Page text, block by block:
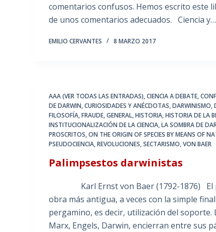
comentarios confusos. Hemos escrito este
de unos comentarios adecuados. Ciencia y…
EMILIO CERVANTES 8 MARZO 2017
AAA (VER TODAS LAS ENTRADAS),CIENCIA A DEBATE,
DE DARWIN,CURIOSIDADES Y ANÉCDOTAS,DARWINISMO,
FILOSOFÍA,FRAUDE,GENERAL,HISTORIA,HISTORIA DE LA
INSTITUCIONALIZACIÓN DE LA CIENCIA,LA SOMBRA DE
PROSCRITOS,ON THE ORIGIN OF SPECIES BY MEANS OF
PSEUDOCIENCIA,REVOLUCIONES,SECTARISMO,VON BAER
Palimpsestos darwinistas
Karl Ernst von Baer (1792-1876) El
obra más antigua, a veces con la simple
pergamino, es decir, utilización del soporte.
Marx, Engels, Darwin, encierran entre sus